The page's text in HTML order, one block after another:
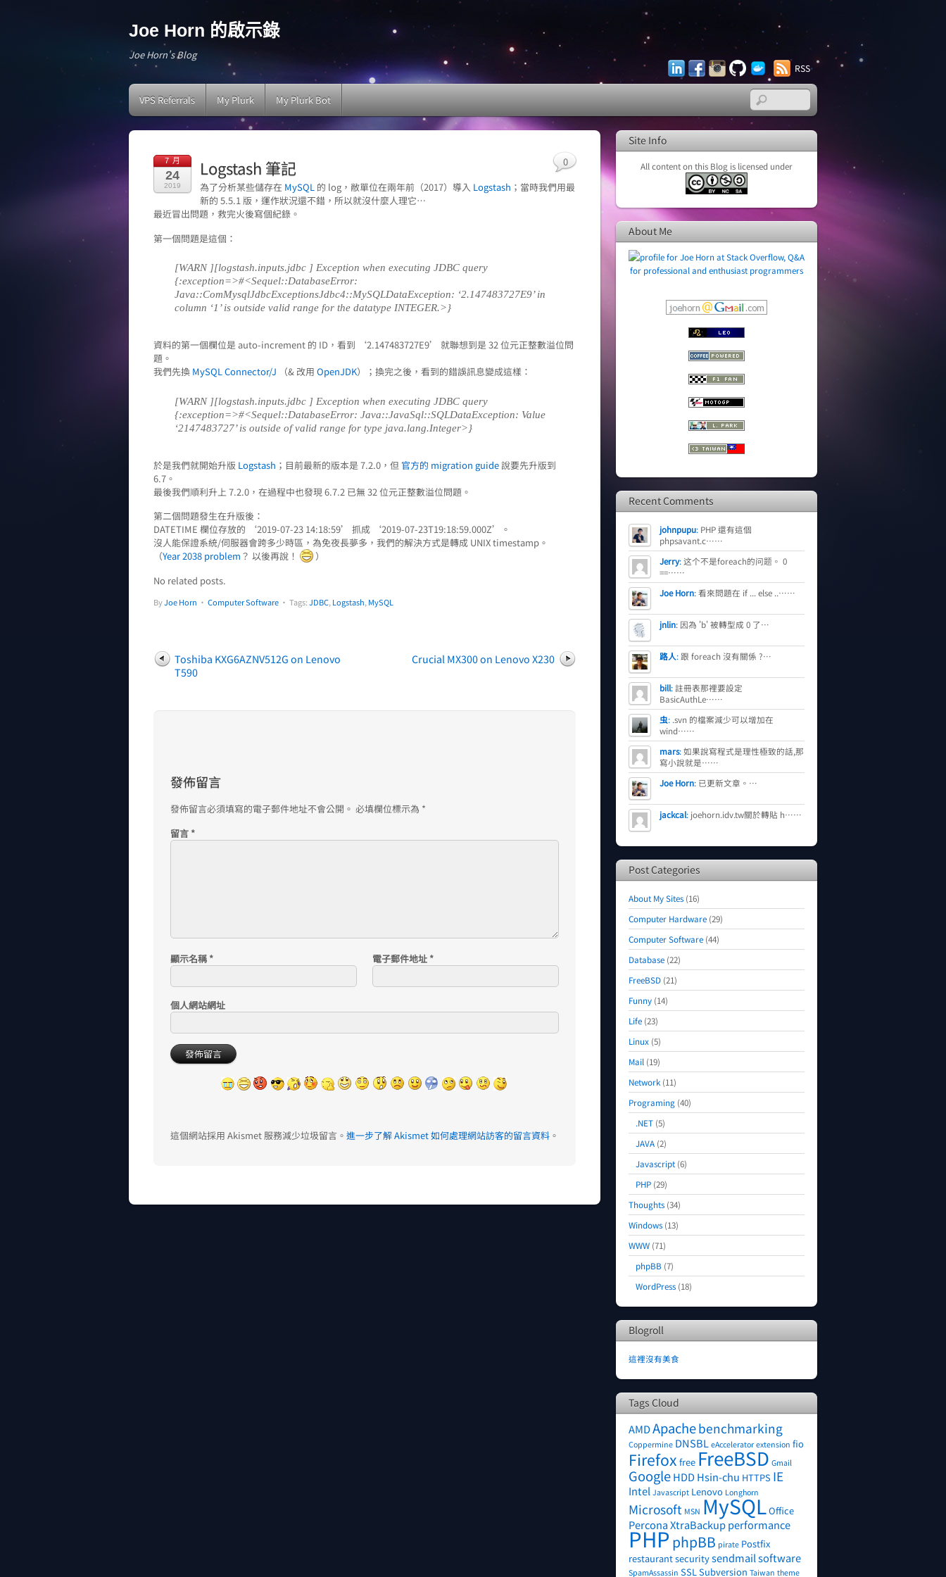
Joe Horn 的啟示錄
Joe Horn's Blog
LinkedInFacebookInstagram
GitHub Docker
Hub
RSS
VPS Referrals My Plurk My Plurk Bot
7 月
24
2019
Logstash 筆記
為了分析某些儲存在 MySQL 的 log，敝單位在兩年前（2017）導入 Logstash ；當時我們用最
新的 5.5.1 版，運作狀況還不錯，所以就沒什麼人理它…
最近冒出問題，救完火後寫個紀錄。
第一個問題是這個：
[WARN ][logstash.inputs.jdbc ] Exception when executing JDBC query
{:exception=>#<Sequel::DatabaseError:
Java::ComMysqlJdbcExceptionsJdbc4::MySQLDataException: ‘2.147483727E9’ in
column ‘1’ is outside valid range for the datatype INTEGER.>}
資料的第一個欄位是 auto-increment 的 ID，看到 ‘2.147483727E9’ 就聯想到是 32 位元正整數溢位問
題。
我們先換 MySQL Connector/J （& 改用 OpenJDK）；換完之後，看到的錯誤訊息變成這樣：
[WARN ][logstash.inputs.jdbc ] Exception when executing JDBC query
{:exception=>#<Sequel::DatabaseError: Java::JavaSql::SQLDataException: Value
‘2147483727’ is outside of valid range for type java.lang.Integer>}
於是我們就開始升版 Logstash ；目前最新的版本是 7.2.0，但 官方的 migration guide說要先升版到
6.7。
最後我們順利升上 7.2.0，在過程中也發現 6.7.2 已無 32 位元正整數溢位問題。
第二個問題發生在升版後：
DATETIME 欄位存放的 ‘2019-07-23 14:18:59’ 抓成 ‘2019-07-23T19:18:59.000Z’。
沒人能保證系統/伺服器會跨多少時區，為免夜長夢多，我們的解決方式是轉成 UNIX timestamp。
（Year 2038 problem ？ 以後再說！
）
No related posts.
ByJoe Horn • Computer Software
0
• Tags:JDBC,Logstash,MySQL
Toshiba KXG6AZNV512G on Lenovo
T590
Crucial MX300 on Lenovo X230
發佈留言
發佈留言必須填寫的電子郵件地址不會公開。 必填欄位標示為 *
留言 *
顯示名稱 * 電子郵件地址 *
個人網站網址
這個網站採用 Akismet 服務減少垃圾留言。 進一步了解 Akismet 如何處理網站訪客的留言資料 。
Site Info
All content on this Blog is licensed under
About Me
Recent Comments
johnpupu: PHP 還有這個
phpsavant.c……
Jerry:这个不是foreach的问题。 0
==……
Joe Horn:看來問題在 if ... else ..……
jnlin: 因為 'b' 被轉型成 0 了…
路人: 跟 foreach 沒有關係 ?…
bill:註冊表那裡要設定
BasicAuthLe……
虫: .svn 的檔案減少可以增加在
wind……
mars:如果說寫程式是理性極致的話,那
寫小說就是……
Joe Horn: 已更新文章。…
jackcal: joehorn.idv.tw關於轉貼 h……
Post Categories
About My Sites (16)
Computer Hardware (29)
Computer Software (44)
Database (22)
FreeBSD (21)
Funny (14)
Life (23)
Linux (5)
Mail (19)
Network (11)
Programing (40)
.NET (5)
JAVA (2)
Javascript (6)
PHP (29)
Thoughts (34)
Windows (13)
WWW (71)
phpBB (7)
WordPress (18)
Blogroll
這裡沒有美食
Tags Cloud
AMDApachebenchmarking
Coppermine DNSBL eAccelerator extension fio
Firefox free FreeBSD Gmail
GoogleHDDHsin-chu HTTPS IE
Intel Javascript Lenovo Longhorn
Microsoft MSN MySQLOffice
Percona XtraBackupperformance
PHP phpBB pirate Postfix
restaurantsecuritysendmailsoftware
SpamAssassin SSL Subversion Taiwan theme